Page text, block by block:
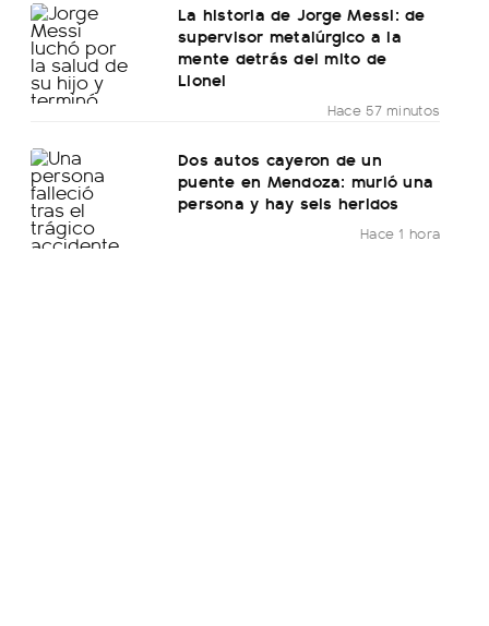
La historia de Jorge Messi: de
supervisor metalúrgico a la
mente detrás del mito de
Lionel
Hace 57 minutos
Dos autos cayeron de un
puente en Mendoza: murió una
persona y hay seis heridos
Hace 1 hora